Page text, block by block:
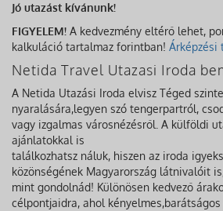
Jó utazást kívánunk!
FIGYELEM! A kedvezmény eltérő lehet,
kalkuláció tartalmaz forintban! Árképzési
Netida Travel Utazasi Iroda
A Netida Utazási Iroda elvisz Téged
nyaralására,legyen szó tengerpartról,
vagy izgalmas városnézésről. A külföldi
ajánlatokkal is
találkozhatsz náluk, hiszen az iroda
közönségének Magyarország látnivalóit
mint gondolnád! Különösen kedvező
célpontjaidra, ahol kényelmes,barátságos